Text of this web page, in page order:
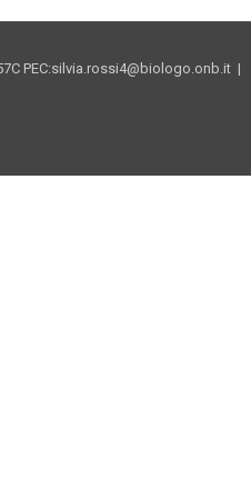
PEC:silvia.rossi4@biologo.onb.it |